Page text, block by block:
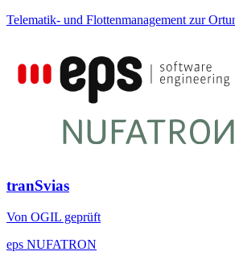
Telematik- und Flottenmanagement zur
tranSvias
Von OGIL geprüft
eps NUFATRON